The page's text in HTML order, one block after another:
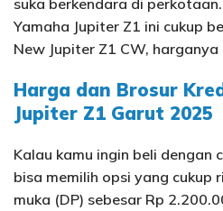
Yamaha Jupiter Z1 ini cukup
New Jupiter Z1 CW,
Harga dan Brosur
Jupiter Z1 Garut 2025
Kalau kamu ingin beli dengan
bisa memilih opsi yang cukup
muka (DP) sebesar Rp